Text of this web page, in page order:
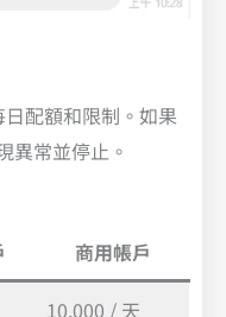
配額和限制。如果
異常並停止。
商用帳戶
10,000 / 天